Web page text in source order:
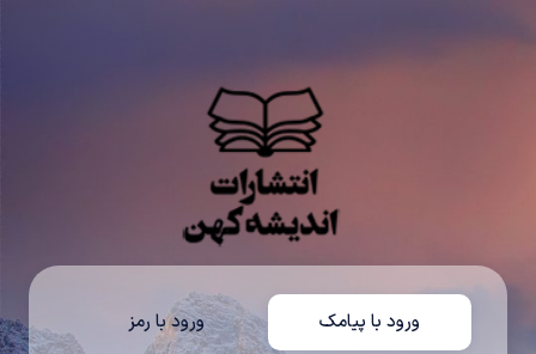
ورود با پیامک ورود با رمز